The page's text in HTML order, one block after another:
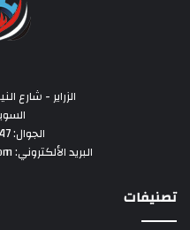
الزراير - شارع
الجوال: 01007147647
البريد الألكتروني: admin@suezbalady.com
تصنيفات